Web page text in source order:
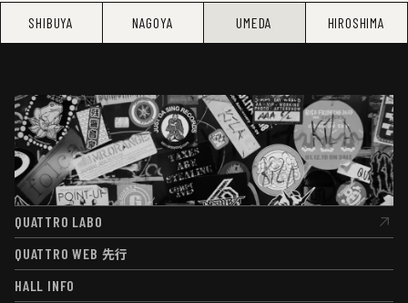
SHIBUYA NAGOYA UMEDA HIROSHIMA
QUATTRO LABO
QUATTRO LABO
QUATTRO WEB 先行
QUATTRO WEB先行
HALL INFO